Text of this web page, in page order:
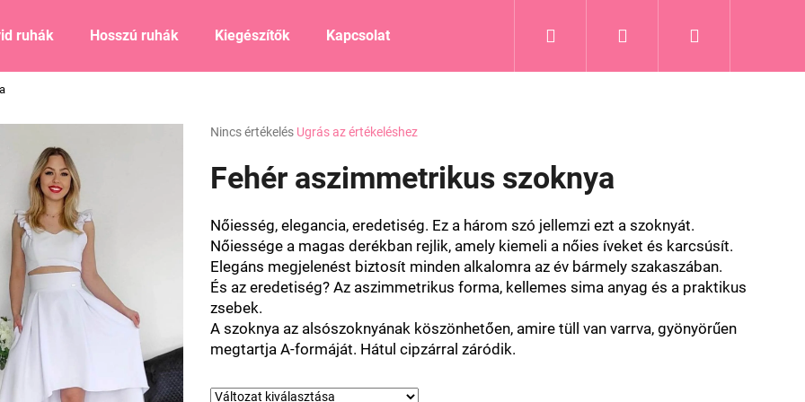
ruhák Hosszú ruhák Kiegészítők Kapcsolat Keresés Bejelentkezés
A
átlagos
értékelése
ből
0,0
csillag.
Nincs értékelés Ugrás az értékeléshez
Fehér aszimmetrikus szoknya
Nőiesség, elegancia, eredetiség. Ez a három szó jellemzi ezt a szoknyát.
Nőiessége a magas derékban rejlik, amely kiemeli a nőies íveket és karcsúsít.
Elegáns megjelenést biztosít minden alkalomra az év bármely szakaszában.
És az eredetiség? Az aszimmetrikus forma, kellemes sima anyag és a praktikus
zsebek.
A szoknya az alsószoknyának köszönhetően, amire tüll van varrva, gyönyörűen
megtartja A-formáját. Hátul cipzárral záródik.
KERESÉS
Ajánljuk